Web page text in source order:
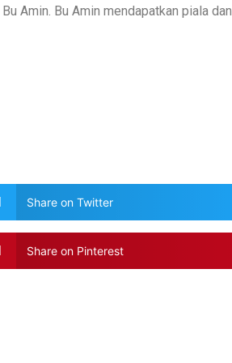
Amin. Bu Amin mendapatkan piala dan
Share on Twitter
Share on Pinterest